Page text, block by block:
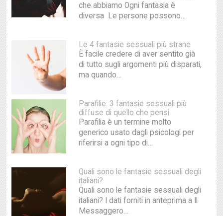
che abbiamo Ogni fantasia è
diversa Le persone possono…
Le 4 fantasie sessuali più strane
È facile credere di aver sentito già
di tutto sugli argomenti più disparati,
ma quando…
Parafilie: 3 fantasie sessuali più
diffuse di quello che pensi
Parafilia è un termine molto
generico usato dagli psicologi per
riferirsi a ogni tipo di…
Quali sono le fantasie sessuali degli
italiani?
Quali sono le fantasie sessuali degli
italiani? I dati forniti in anteprima a Il
Messaggero…